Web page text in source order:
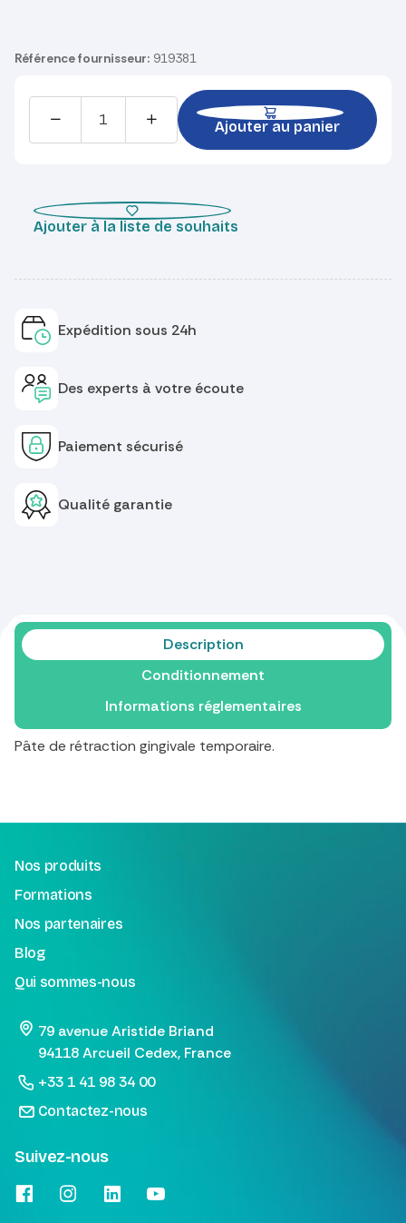
Référence fournisseur: 919381
Ajouter au panier
Ajouter à la liste de souhaits
Expédition sous 24h
Des experts à votre écoute
Paiement sécurisé
Qualité garantie
Description
Conditionnement
Informations réglementaires
Pâte de rétraction gingivale temporaire.
Nos produits
Formations
Nos partenaires
Blog
Qui sommes-nous
79 avenue Aristide Briand
94118 Arcueil Cedex, France
+33 1 41 98 34 00
Contactez-nous
Suivez-nous